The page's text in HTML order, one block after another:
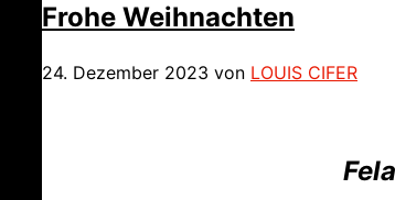
Frohe Weihnachten
24. Dezember 2023 von LOUIS CIFER